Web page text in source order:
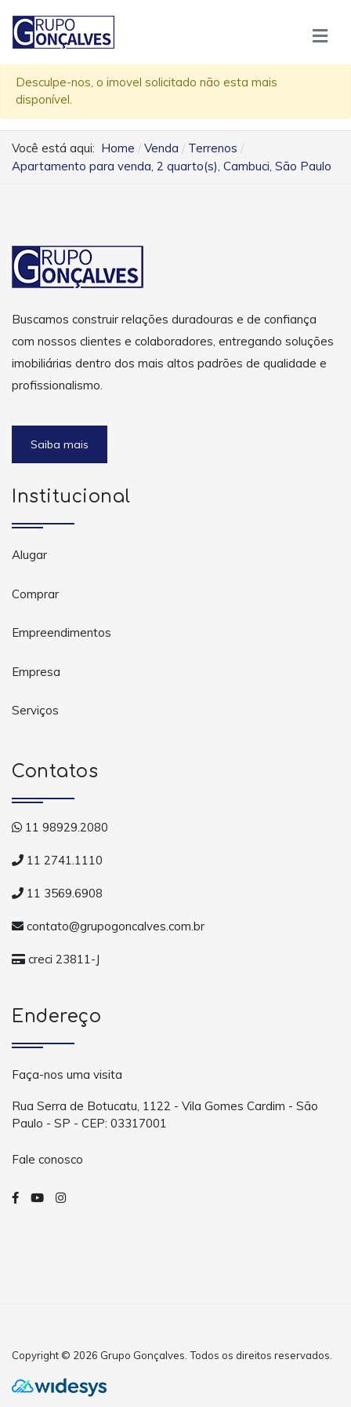
Desculpe-nos, o imovel solicitado não esta mais
disponível.
Você está aqui: Home Venda
Terrenos
Apartamento para venda, 2 quarto(s), Cambuci, São Paulo
Buscamos construir relações duradouras e de confiança
com nossos clientes e colaboradores, entregando soluções
imobiliárias dentro dos mais altos padrões de qualidade e
profissionalismo.
Saiba mais
Institucional
Alugar
Comprar
Empreendimentos
Empresa
Serviços
Contatos
11 98929.2080
11 2741.1110
11 3569.6908
contato@grupogoncalves.com.br
creci 23811-J
Endereço
Faça-nos uma visita
Rua Serra de Botucatu, 1122 - Vila Gomes Cardim - São
Paulo - SP - CEP: 03317001
Fale conosco
Copyright © 2026 Grupo Gonçalves. Todos os direitos reservados.